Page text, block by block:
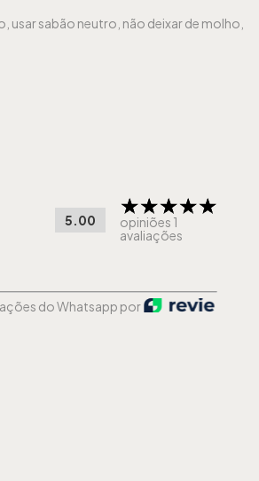
usar sabão neutro, não deixar de molho,
5.00
opiniões 1
avaliações
do Whatsapp por